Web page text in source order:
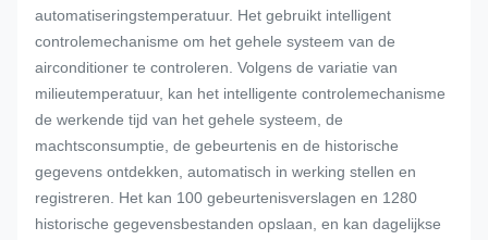
automatiseringstemperatuur. Het gebruikt intelligent
controlemechanisme om het gehele systeem van de
airconditioner te controleren. Volgens de variatie van
milieutemperatuur, kan het intelligente controlemechanisme
de werkende tijd van het gehele systeem, de
machtsconsumptie, de gebeurtenis en de historische
gegevens ontdekken, automatisch in werking stellen en
registreren. Het kan 100 gebeurtenisverslagen en 1280
historische gegevensbestanden opslaan, en kan dagelijkse